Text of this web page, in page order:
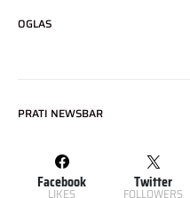
OGLAS
PRATI NEWSBAR
Facebook Twitter